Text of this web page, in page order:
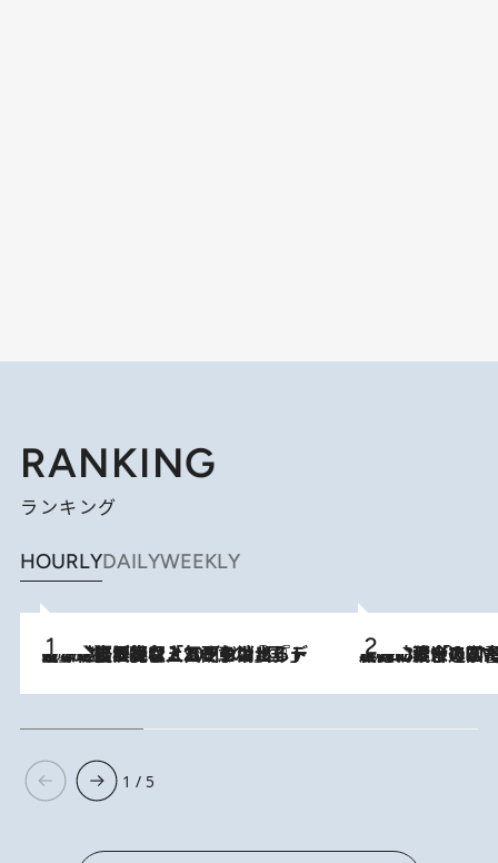
RANKING
ランキング
HOURLYDAILYWEEKLY
2026.8.5
【なぜ吉沢亮は「気配を消せる」のか？】興行収入208億の『国宝』を経て挑むミュージカル『ディア・エヴァン・ハンセン』。トップ俳優が舞台上でさらけ出した“孤独”とは 2026.8.3
慶應幼稚舎の図書室からテレビの世界に飛び込んだ阿川佐和子（72）
1 / 5